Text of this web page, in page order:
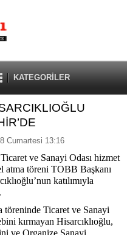
KATEGORİLER
Cumartesi 13:16
ve Sanayi Odası hizmet
atma töreni TOBB Başkanı
katılımıyla
töreninde Ticaret ve Sanayi
kırmayan Hisarcıklıoğlu,
ve Organize Sanayi